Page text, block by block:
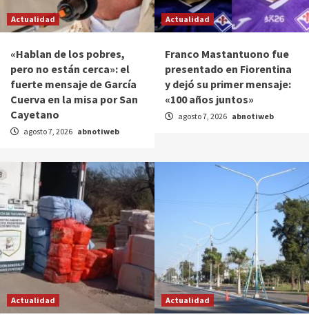
Actualidad
«Hablan de los pobres,
pero no están cerca»: el
fuerte mensaje de García
Cuerva en la misa por San
Cayetano
agosto 7, 2026 abnotiweb
Actualidad
Franco Mastantuono fue
presentado en Fiorentina
y dejó su primer mensaje:
«100 años juntos»
agosto 7, 2026 abnotiweb
Actualidad Actualidad